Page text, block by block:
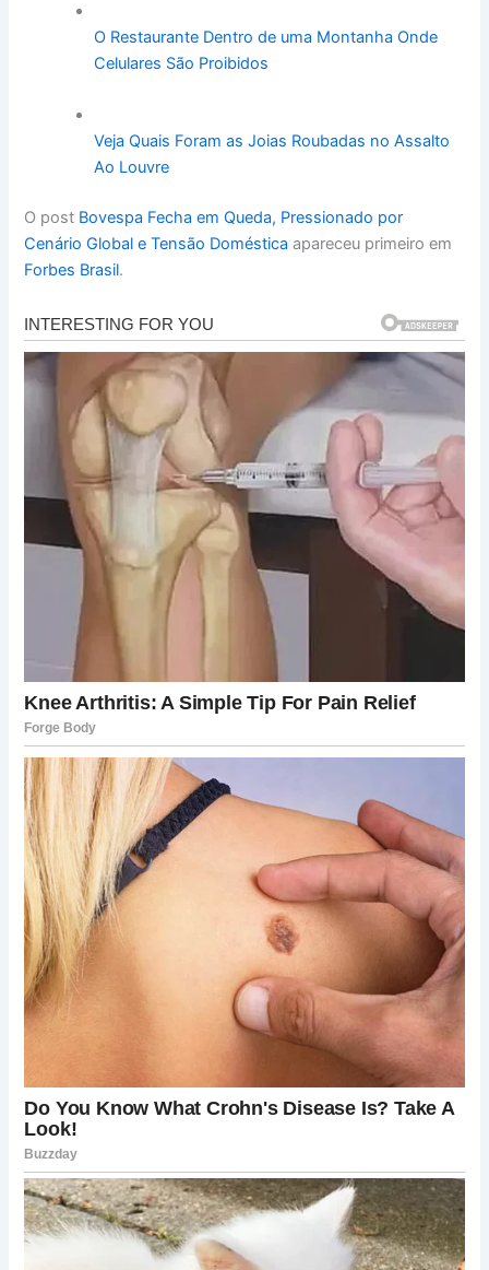
O Restaurante Dentro de uma Montanha Onde
Celulares São Proibidos
Veja Quais Foram as Joias Roubadas no Assalto
Ao Louvre
O post Bovespa Fecha em Queda, Pressionado por
Cenário Global e Tensão Doméstica apareceu primeiro em
Forbes Brasil.